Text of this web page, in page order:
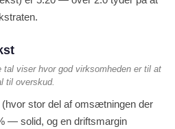
tal viser hvor god virksomheden er til at
til overskud.
stor del af omsætningen der
— solid, og en driftsmargin